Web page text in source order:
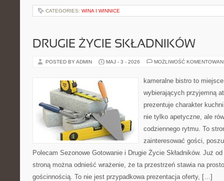
CATEGORIES: WINA I WINNICE
DRUGIE ŻYCIE SKŁADNIKÓW
POSTED BY ADMIN MAJ - 3 - 2026 MOŻLIWOŚĆ
kameralne bistro to
wybierających przyjemną
prezentuje charakter
nie tylko apetyczne, ale
codziennego rytmu. To
zainteresować gości,
Polecam Sezonowe Gotowanie i Drugie Życie Składników. Już
stroną można odnieść wrażenie, że ta przestrzeń stawia na
gościnnością. To nie jest przypadkowa prezentacja oferty, […]